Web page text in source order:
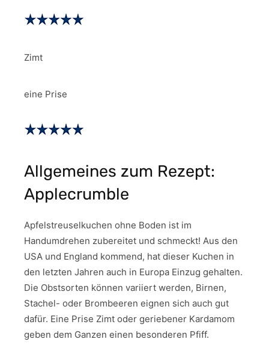
Zimt
eine Prise
Allgemeines zum Rezept:
Applecrumble
Apfelstreuselkuchen ohne Boden ist im
Handumdrehen zubereitet und schmeckt! Aus den
USA und England kommend, hat dieser Kuchen in
den letzten Jahren auch in Europa Einzug gehalten.
Die Obstsorten können variiert werden, Birnen,
Stachel- oder Brombeeren eignen sich auch gut
dafür. Eine Prise Zimt oder geriebener Kardamom
geben dem Ganzen einen besonderen Pfiff.